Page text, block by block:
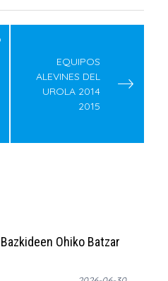
EQUIPOS
ALEVINES DEL
UROLA 2014
2015
Ohiko Batzar